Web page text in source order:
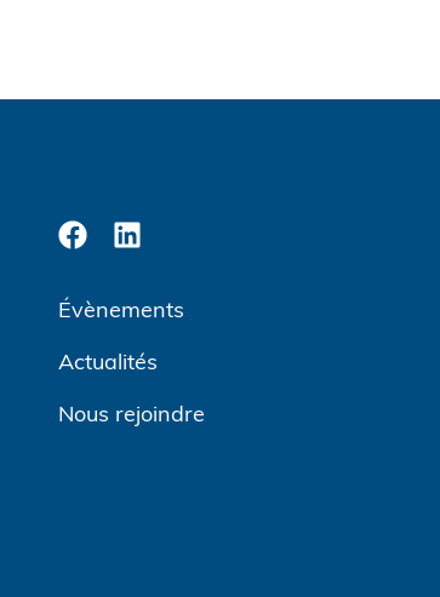
Évènements
Actualités
Nous rejoindre